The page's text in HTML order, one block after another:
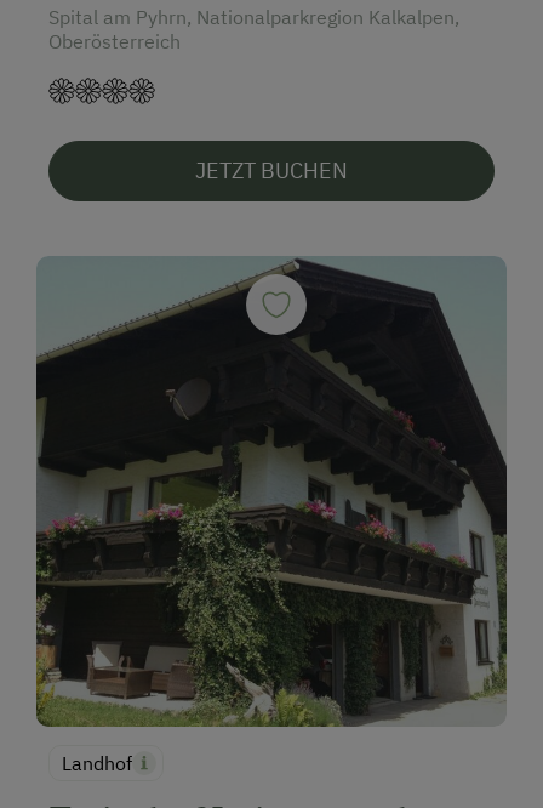
Spital am Pyhrn, Nationalparkregion Kalkalpen,
Oberösterreich
JETZT BUCHEN
Landhof